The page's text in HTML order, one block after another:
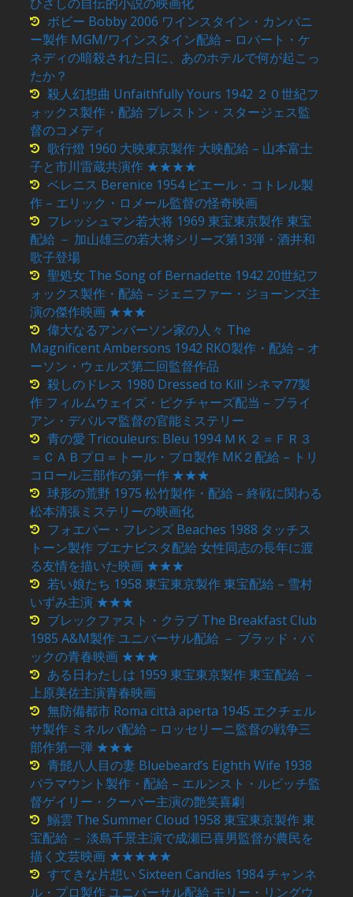
ひさしの自伝的小説の映画化
ボビー Bobby 2006 ワインスタイン・カンパニ
ー製作 MGM/ワインスタイン配給 – ロバート・ケ
ネディの暗殺された日に、あのホテルで何が起こっ
たか？
殺人幻想曲 Unfaithfully Yours 1942 ２０世紀フ
ォックス製作・配給 プレストン・スタージェス監
督のコメディ
歌行燈 1960 大映東京製作 大映配給 – 山本富士
子と市川雷蔵共演作 ★★★★
ベレニス Berenice 1954 ピエール・コトレル製
作 – エリック・ロメール監督の怪奇映画
フレッシュマン若大将 1969 東宝東京製作 東宝
配給 － 加山雄三の若大将シリーズ第13弾・酒井和
歌子登場
聖処女 The Song of Bernadette 1942 20世紀フ
ォックス製作・配給 – ジェニファー・ジョーンズ主
演の傑作映画 ★★★
偉大なるアンバーソン家の人々 The
Magnificent Ambersons 1942 RKO製作・配給 – オ
ーソン・ウェルズ第二回監督作品
殺しのドレス 1980 Dressed to Kill シネマ77製
作 フィルムウェイズ・ピクチャーズ配当 – ブライ
アン・デパルマ監督の官能ミステリー
青の愛 Tricouleurs: Bleu 1994 ＭＫ２＝ＦＲ３
＝ＣＡＢプロ＝トール・プロ製作 MK２配給 – トリ
コロール三部作の第一作 ★★★
球形の荒野 1975 松竹製作・配給 – 終戦に関わる
松本清張ミステリーの映画化
フォエバー・フレンズ Beaches 1988 タッチス
トーン製作 ブエナビスタ配給 女性同志の長年に渡
る友情を描いた映画 ★★★
若い娘たち 1958 東宝東京製作 東宝配給 – 雪村
いずみ主演 ★★★
ブレックファスト・クラブ The Breakfast Club
1985 A&M製作 ユニバーサル配給 － ブラッド・パ
ックの青春映画 ★★★
ある日わたしは 1959 東宝東京製作 東宝配給 －
上原美佐主演青春映画
無防備都市 Roma città aperta 1945 エクチェル
サ製作 ミネルバ配給 – ロッセリーニ監督の戦争三
部作第一弾 ★★★
青髭八人目の妻 Bluebeard’s Eighth Wife 1938
パラマウント製作・配給 – エルンスト・ルビッチ監
督ゲイリー・クーパー主演の艶笑喜劇
鰯雲 The Summer Cloud 1958 東宝東京製作 東
宝配給 － 淡島千景主演で成瀬巳喜男監督が農民を
描く文芸映画 ★★★★★
すてきな片想い Sixteen Candles 1984 チャンネ
ル・プロ製作 ユニバーサル配給 モリー・リングウ